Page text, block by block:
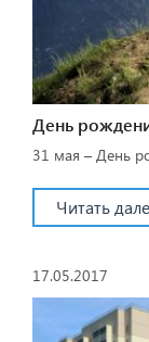
День
31 мая – День
Читать
17.05.2017